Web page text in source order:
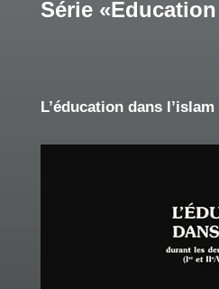
Série
L’éducation dans l’islam